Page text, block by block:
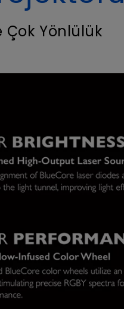
Çok Yönlülük